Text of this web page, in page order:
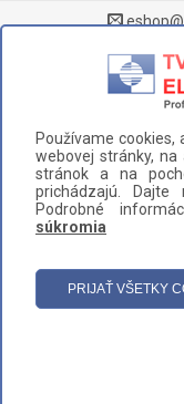
DOMOV > NÁHRADNÉ
HADICE > HADICA
Používame cookies,
webovej stránky,
stránok a na
prichádzajú.
Podrobné
súkromia